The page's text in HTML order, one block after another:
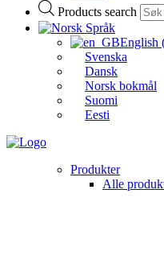
Products search
Språk
English
Svenska
Dansk
Norsk bokmål
Suomi
Eesti
Produkter
Alle